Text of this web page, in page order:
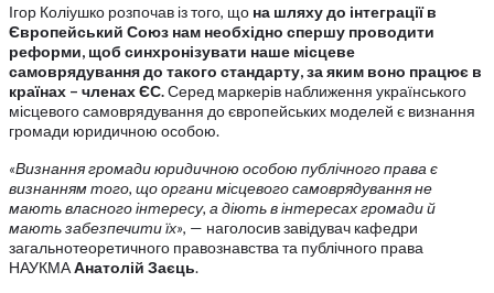
Ігор Коліушко розпочав із того, що на шляху до інтеграції в
Європейський Союз нам необхідно спершу проводити
реформи, щоб синхронізувати наше місцеве
самоврядування до такого стандарту, за яким воно працює в
країнах – членах ЄС.Серед маркерів наближення українського
місцевого самоврядування до європейських моделей є визнання
громади юридичною особою.
«Визнання громади юридичною особою публічного права є
визнанням того, що органи місцевого самоврядування не
мають власного інтересу, а діють в інтересах громади й
мають забезпечити їх», — наголосив завідувач кафедри
загальнотеоретичного правознавства та публічного права
НАУКМААнатолій Заєць.